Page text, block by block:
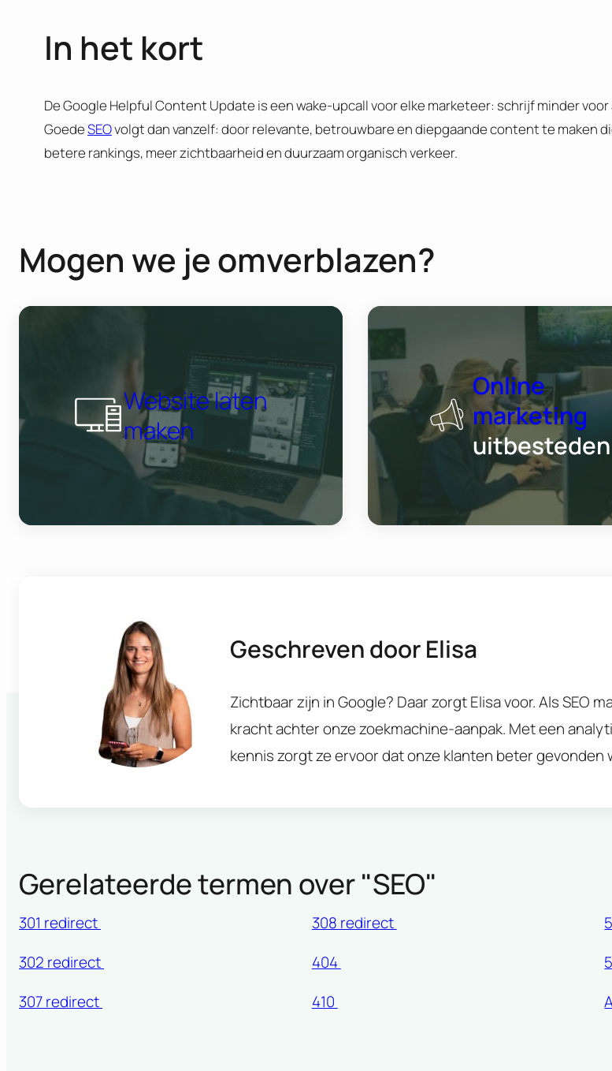
In het kort
De Google Helpful Content Update is een wake-upcall voor elke marketeer: schrijf minder
GoedeSEOvolgt dan vanzelf: door relevante, betrouwbare en diepgaande content te maken
betere rankings, meer zichtbaarheid en duurzaam organisch verkeer.
Mogen we je omverblazen?
Website laten
maken
Online
marketing
uitbesteden
Geschreven doorElisa
Zichtbaar zijn in Google? Daar zorgt Elisa voor. Als SEO
kracht achter onze zoekmachine-aanpak. Met een
kennis zorgt ze ervoor dat onze klanten beter gevonden
Gerelateerde termen over "SEO"
301 redirect
302 redirect
307 redirect
308 redirect
404
410